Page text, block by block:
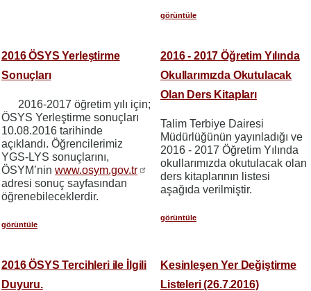
görüntüle
2016 ÖSYS Yerleştirme
Sonuçları
2016-2017 öğretim yılı için;
ÖSYS Yerleştirme sonuçları
10.08.2016 tarihinde
açıklandı. Öğrencilerimiz
YGS-LYS sonuçlarını,
ÖSYM’nin www.osym.gov.tr
adresi sonuç sayfasından
öğrenebileceklerdir.
görüntüle
2016 - 2017 Öğretim Yılında
Okullarımızda Okutulacak
Olan Ders Kitapları
Talim Terbiye Dairesi
Müdürlüğünün yayınladığı ve
2016 - 2017 Öğretim Yılında
okullarımızda okutulacak olan
ders kitaplarının listesi
aşağıda verilmiştir.
görüntüle
2016 ÖSYS Tercihleri ile İlgili
Duyuru.
Kesinleşen Yer Değiştirme
Listeleri (26.7.2016)